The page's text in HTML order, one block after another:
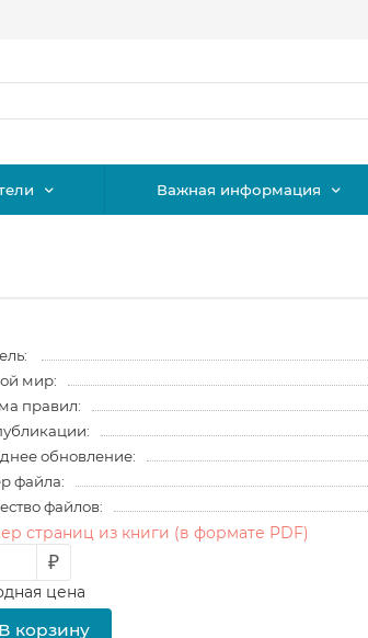
Важная информация
мир:
правил:
обновление:
файла:
файлов:
страниц из книги (в формате PDF)
₽
цена
В корзину